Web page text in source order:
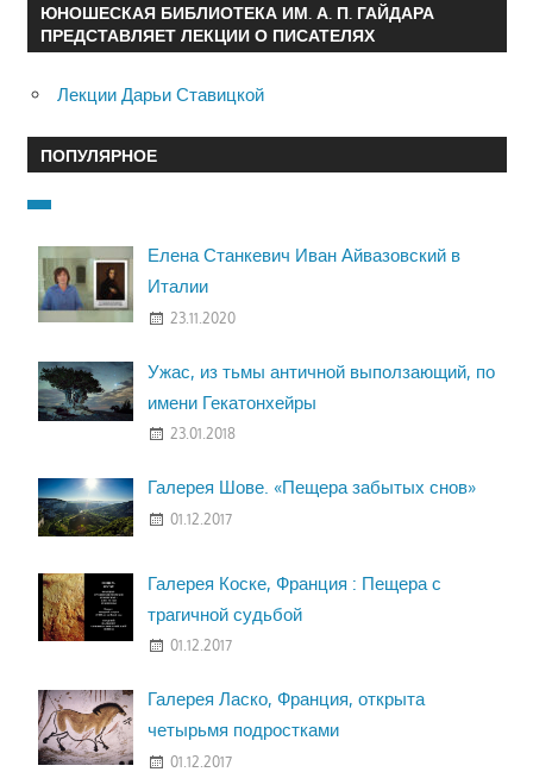
ЮНОШЕСКАЯ БИБЛИОТЕКА ИМ. А. П. ГАЙДАРА
ПРЕДСТАВЛЯЕТ ЛЕКЦИИ О ПИСАТЕЛЯХ
Лекции Дарьи Ставицкой
ПОПУЛЯРНОЕ
Елена Станкевич Иван Айвазовский в
Италии
23.11.2020
Ужас, из тьмы античной выползающий, по
имени Гекатонхейры
23.01.2018
Галерея Шове. «Пещера забытых снов»
01.12.2017
Галерея Коске, Франция : Пещера с
трагичной судьбой
01.12.2017
Галерея Ласко, Франция, открыта
четырьмя подростками
01.12.2017